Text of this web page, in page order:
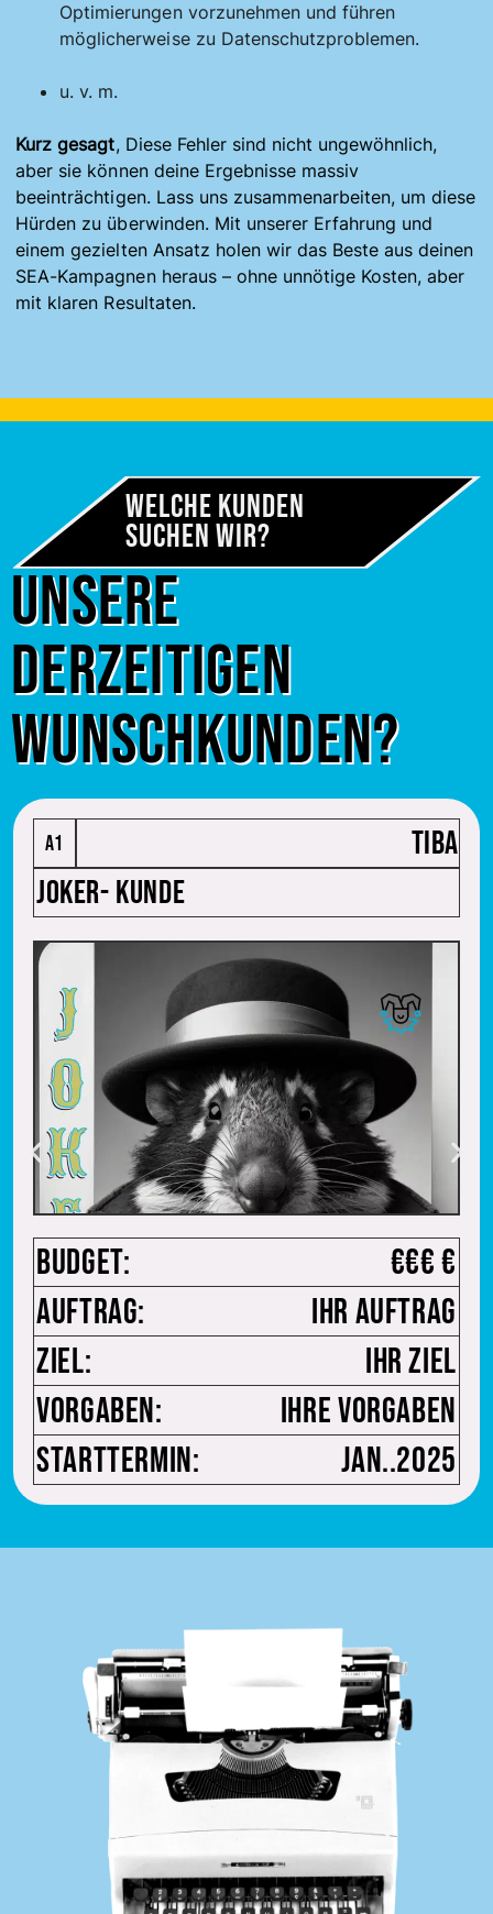
Optimierungen vorzunehmen und führen
möglicherweise zu Datenschutzproblemen.
u. v. m.
Kurz gesagt, Diese Fehler sind nicht ungewöhnlich,
aber sie können deine Ergebnisse massiv
beeinträchtigen. Lass uns zusammenarbeiten, um diese
Hürden zu überwinden. Mit unserer Erfahrung und
einem gezielten Ansatz holen wir das Beste aus deinen
SEA-Kampagnen heraus – ohne unnötige Kosten, aber
mit klaren Resultaten.
Welche Kunden
Suchen wir?
Unsere
derzeitigen
Wunschkunden?
A1
TIBA
Joker- Kunde
Budget:
€€€ €
Auftrag:
Ihr Auftrag
Ziel:
Ihr Ziel
Vorgaben:
Ihre Vorgaben
Starttermin:
Jan..2025